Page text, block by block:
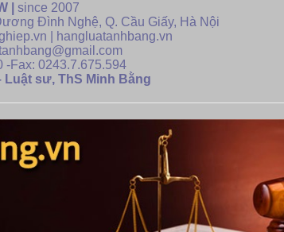
|
since 2007
Đình Nghệ, Q. Cầu Giấy, Hà Nội
| hangluatanhbang.vn
-Fax: 0243.7.675.594
Luật sư, ThS Minh Bằng